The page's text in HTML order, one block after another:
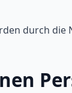
durch die